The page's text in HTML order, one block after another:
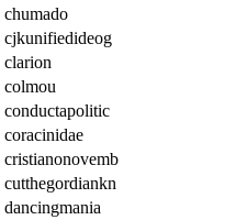
chumado
cjkunifiedideog
clarion
colmou
conductapolitic
coracinidae
cristianonovemb
cutthegordiankn
dancingmania